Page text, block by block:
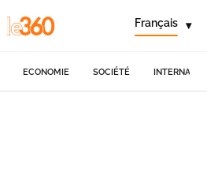
Français ▾
ECONOMIE SOCIÉTÉ